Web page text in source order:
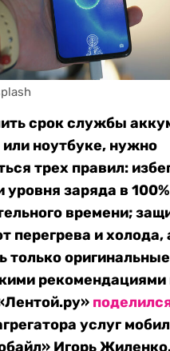
срок службы
ноутбуке, нужно
трех правил:
уровня заряда в
времени;
перегрева и холода,
только оригинальные
рекомендациями
услуг
Игорь